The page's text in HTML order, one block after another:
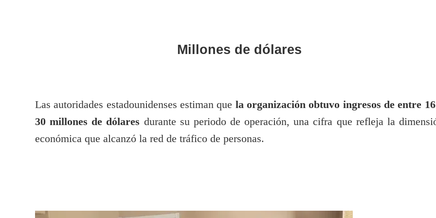
Millones de dólares
Las autoridades estadounidenses estiman que la organización obtuvo ingresos de entre
30 millones de dólares durante su periodo de operación, una cifra que refleja la
económica que alcanzó la red de tráfico de personas.